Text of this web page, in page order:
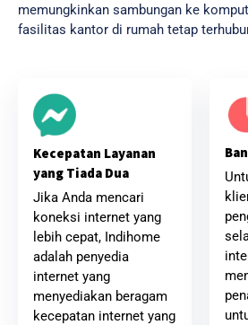
memungkinkan sambungan ke
fasilitas kantor di rumah tetap
Kecepatan Layanan
yang Tiada Dua
Jika Anda mencari
koneksi internet yang
lebih cepat, Indihome
adalah penyedia
internet yang
menyediakan beragam
kecepatan internet yang